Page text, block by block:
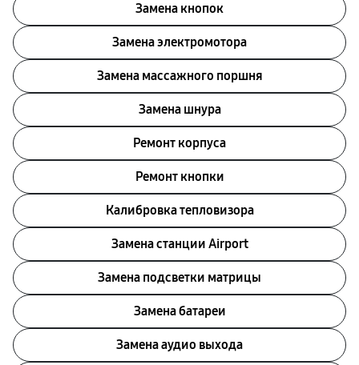
Замена кнопок
Замена электромотора
Замена массажного поршня
Замена шнура
Ремонт корпуса
Ремонт кнопки
Калибровка тепловизора
Замена станции Airport
Замена подсветки матрицы
Замена батареи
Замена аудио выхода